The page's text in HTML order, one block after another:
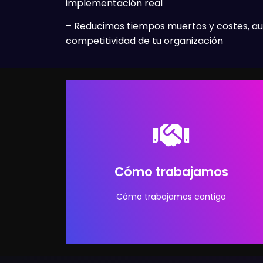
implementación real
– Reducimos tiempos muertos y costes,
competitividad de tu organización
Cómo trabajamos
Cómo trabajamos contigo
Detectamos áreas donde la IA aporta valor.
Diseñamos una propuesta adaptada a tu
sector. Te acompañamos en la